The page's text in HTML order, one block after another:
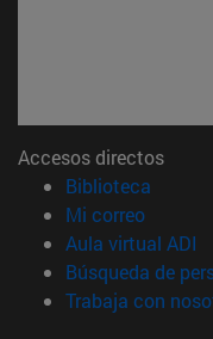
Accesos directos
Biblioteca
Mi correo(abre
Aula virtual ADI
Búsqueda de
Trabaja con